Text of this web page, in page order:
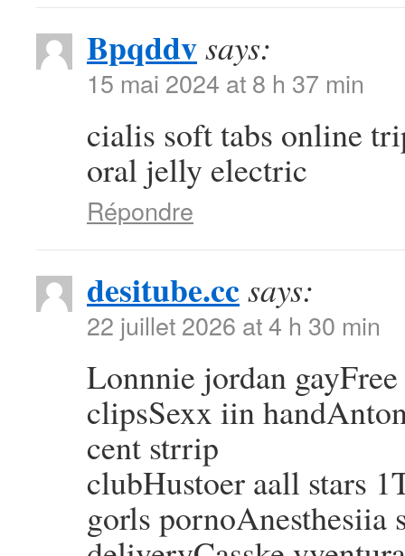
Bpqddvsays:
15 mai 2024 at 8 h 37 min
cialis soft tabs online
oral jelly electric
Répondre
desitube.ccsays:
22 juillet 2026 at 4 h 30 min
Lonnnie jordan
clipsSexx iin
cent strrip
clubHustoer aall stars
gorls pornoAnesthesiia